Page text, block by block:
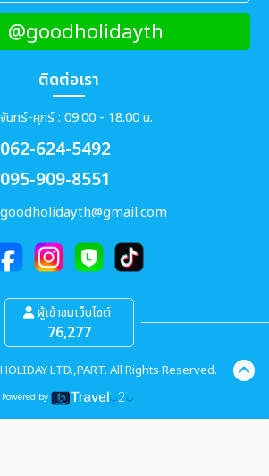
@goodholidayth
ติดต่อเรา
จันทร์-ศุกร์ : 09.00 - 18.00 น.
062-624-5492
095-909-8551
goodholidayth@gmail.com
ผู้เข้าชมเว็บไซต์
76,277
LTD.,PART. All Rights Reserved.
Powered by